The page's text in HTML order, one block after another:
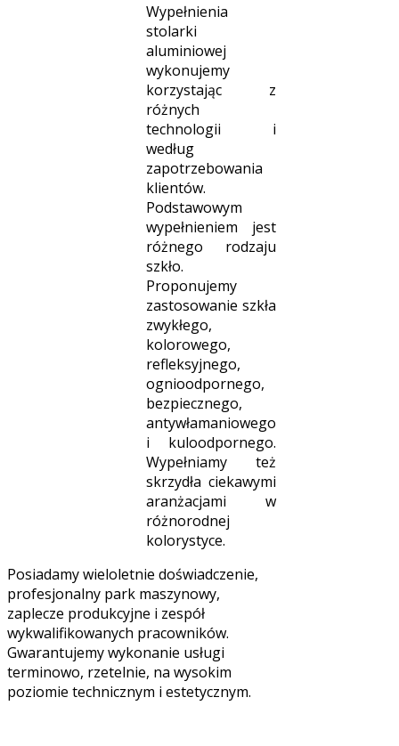
Wypełnienia
stolarki
aluminiowej
wykonujemy
korzystając z
różnych
technologii i
według
zapotrzebowania
klientów.
Podstawowym
wypełnieniem jest
różnego rodzaju
szkło.
Proponujemy
zastosowanie szkła
zwykłego,
kolorowego,
refleksyjnego,
ognioodpornego,
bezpiecznego,
antywłamaniowego
i kuloodpornego.
Wypełniamy też
skrzydła ciekawymi
aranżacjami w
różnorodnej
kolorystyce.
Posiadamy wieloletnie doświadczenie,
profesjonalny park maszynowy,
zaplecze produkcyjne i zespół
wykwalifikowanych pracowników.
Gwarantujemy wykonanie usługi
terminowo, rzetelnie, na wysokim
poziomie technicznym i estetycznym.